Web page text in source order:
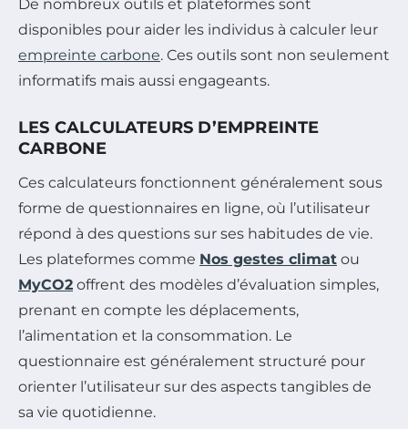
De nombreux outils et plateformes sont
disponibles pour aider les individus à calculer leur
empreinte carbone. Ces outils sont non seulement
informatifs mais aussi engageants.
LES CALCULATEURS D’EMPREINTE
CARBONE
Ces calculateurs fonctionnent généralement sous
forme de questionnaires en ligne, où l’utilisateur
répond à des questions sur ses habitudes de vie.
Les plateformes comme Nos gestes climat ou
MyCO2 offrent des modèles d’évaluation simples,
prenant en compte les déplacements,
l’alimentation et la consommation. Le
questionnaire est généralement structuré pour
orienter l’utilisateur sur des aspects tangibles de
sa vie quotidienne.